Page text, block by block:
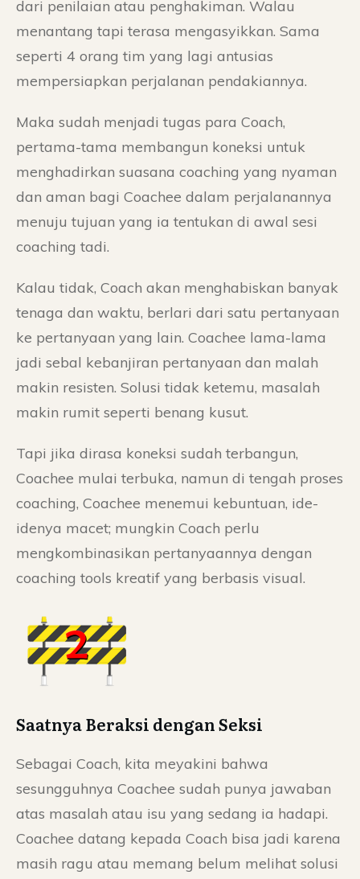
dari penilaian atau penghakiman. Walau
menantang tapi terasa mengasyikkan. Sama
seperti 4 orang tim yang lagi antusias
mempersiapkan perjalanan pendakiannya.
Maka sudah menjadi tugas para Coach,
pertama-tama membangun koneksi untuk
menghadirkan suasana coaching yang nyaman
dan aman bagi Coachee dalam perjalanannya
menuju tujuan yang ia tentukan di awal sesi
coaching tadi.
Kalau tidak, Coach akan menghabiskan banyak
tenaga dan waktu, berlari dari satu pertanyaan
ke pertanyaan yang lain. Coachee lama-lama
jadi sebal kebanjiran pertanyaan dan malah
makin resisten. Solusi tidak ketemu, masalah
makin rumit seperti benang kusut.
Tapi jika dirasa koneksi sudah terbangun,
Coachee mulai terbuka, namun di tengah proses
coaching, Coachee menemui kebuntuan, ide-
idenya macet; mungkin Coach perlu
mengkombinasikan pertanyaannya dengan
coaching tools kreatif yang berbasis visual.
Saatnya Beraksi dengan Seksi
Sebagai Coach, kita meyakini bahwa
sesungguhnya Coachee sudah punya jawaban
atas masalah atau isu yang sedang ia hadapi.
Coachee datang kepada Coach bisa jadi karena
masih ragu atau memang belum melihat solusi